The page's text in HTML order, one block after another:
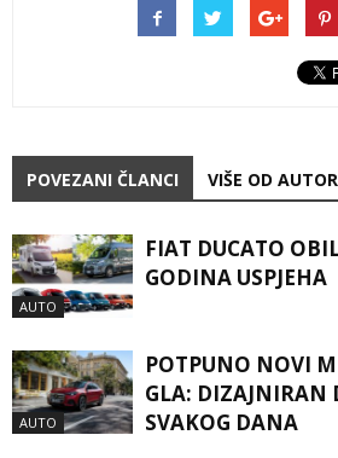
POVEZANI ČLANCI VIŠE OD
AUTO
FIAT DUCATO
GODINA USPJEHA
AUTO
POTPUNO NOVI
GLA: DIZAJNIRAN
SVAKOG DANA